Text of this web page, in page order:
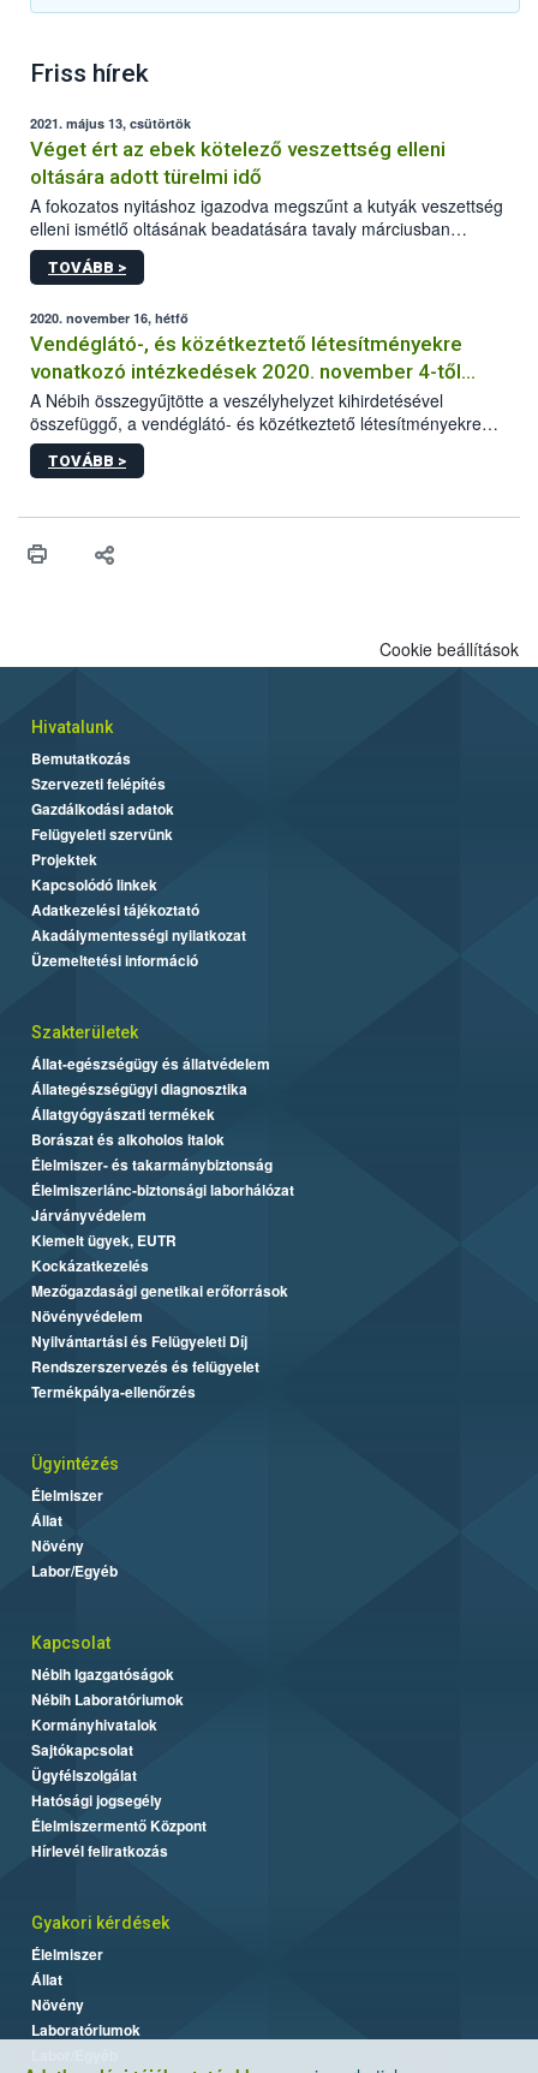
Friss hírek
2021. május 13, csütörtök
Véget ért az ebek kötelező veszettség elleni
oltására adott türelmi idő
A fokozatos nyitáshoz igazodva megszűnt a kutyák veszettség
elleni ismétlő oltásának beadatására tavaly márciusban
elrendelt türelmi idő. A hatóság kéri az érintett kutyatartókat,
hogy lehetőség szerint mielőbb pótolják állatuknál az
TOVÁBB >
2020. november 16, hétfő
Vendéglátó-, és közétkeztető létesítményekre
vonatkozó intézkedések 2020. november 4-től
visszavonásig
A Nébih összegyűjtötte a veszélyhelyzet kihirdetésével
összefüggő, a vendéglátó- és közétkeztető létesítményekre
vonatkozó legfontosabb és aktuális információkat.
TOVÁBB >
Cookie beállítások
Hivatalunk
Bemutatkozás
Szervezeti felépítés
Gazdálkodási adatok
Felügyeleti szervünk
Projektek
Kapcsolódó linkek
Adatkezelési tájékoztató
Akadálymentességi nyilatkozat
Üzemeltetési információ
Szakterületek
Állat-egészségügy és állatvédelem
Állategészségügyi diagnosztika
Állatgyógyászati termékek
Borászat és alkoholos italok
Élelmiszer- és takarmánybiztonság
Élelmiszerlánc-biztonsági laborhálózat
Járványvédelem
Kiemelt ügyek, EUTR
Kockázatkezelés
Mezőgazdasági genetikai erőforrások
Növényvédelem
Nyilvántartási és Felügyeleti Díj
Rendszerszervezés és felügyelet
Termékpálya-ellenőrzés
Ügyintézés
Élelmiszer
Állat
Növény
Labor/Egyéb
Kapcsolat
Nébih Igazgatóságok
Nébih Laboratóriumok
Kormányhivatalok
Sajtókapcsolat
Ügyfélszolgálat
Hatósági jogsegély
Élelmiszermentő Központ
Hírlevél feliratkozás
Gyakori kérdések
Élelmiszer
Állat
Növény
Laboratóriumok